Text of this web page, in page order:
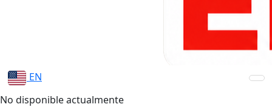
EN
No disponible actualmente